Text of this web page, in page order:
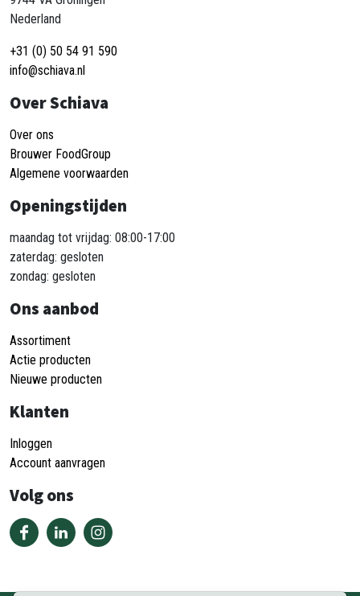
Nederland
+31 (0) 50 54 91 590
info@schiava.nl
Over Schiava
Over ons
Brouwer FoodGroup
Algemene voorwaarden
Openingstijden
maandag tot vrijdag: 08:00-17:00
zaterdag: gesloten
zondag: gesloten
Ons aanbod
Assortiment
Actie producten
Nieuwe producten
Klanten
Inloggen
Account aanvragen
Volg ons